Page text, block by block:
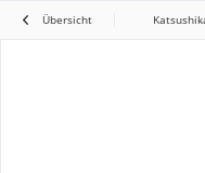
Übersicht